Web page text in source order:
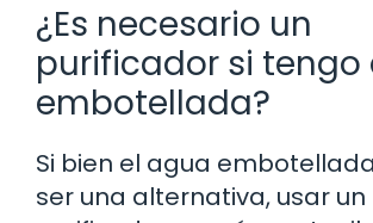
¿Es necesario un
purificador si tengo
embotellada?
Si bien el agua
ser una alternativa, usar un